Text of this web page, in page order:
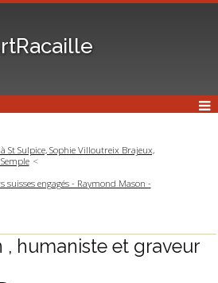
St Sulpice, Sophie Villoutreix Brajeux,
suisses engagés - Raymond Mason -
, humaniste et graveur